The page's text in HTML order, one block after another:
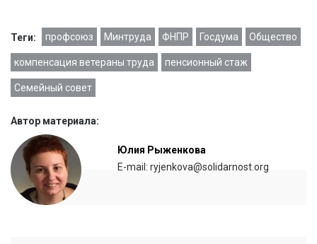
Теги: профсоюз Минтруда ФНПР Госдума Общество
компенсация ветераны труда пенсионный стаж
Семейный совет
Автор материала:
Юлия Рыженкова
E-mail: ryjenkova@solidarnost.org